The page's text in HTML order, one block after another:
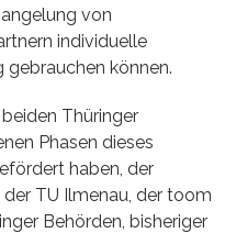
von
individuelle
können.
Thüringer
Phasen dieses
haben, der
TU Ilmenau, der toom
Behörden, bisheriger